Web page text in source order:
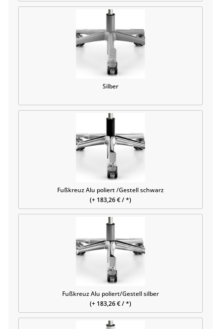
Silber
Fußkreuz Alu poliert /Gestell schwarz
(+ 183,26 € / *)
Fußkreuz Alu poliert/Gestell silber
(+ 183,26 € / *)